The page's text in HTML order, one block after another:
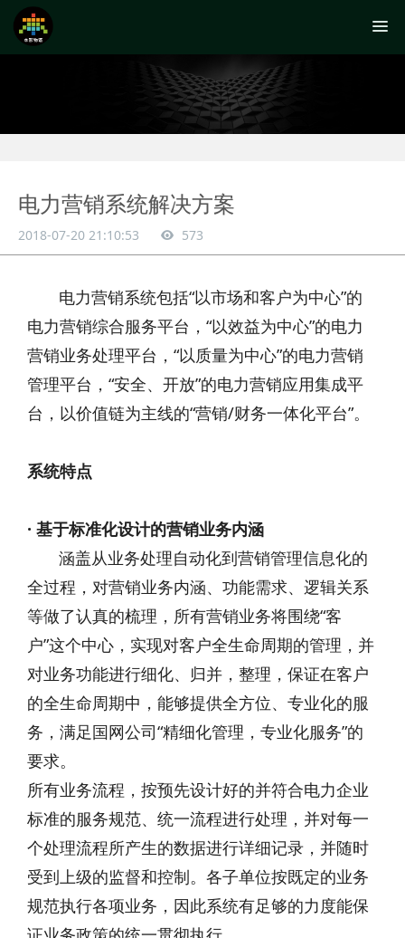
电力营销系统解决方案
2018-07-20 21:10:53 573
电力营销系统包括“以市场和客户为中心”的
电力营销综合服务平台，“以效益为中心”的电力
营销业务处理平台，“以质量为中心”的电力营销
管理平台，“安全、开放”的电力营销应用集成平
台，以价值链为主线的“营销/财务一体化平台”。
系统特点
· 基于标准化设计的营销业务内涵
涵盖从业务处理自动化到营销管理信息化的
全过程，对营销业务内涵、功能需求、逻辑关系
等做了认真的梳理，所有营销业务将围绕“客
户”这个中心，实现对客户全生命周期的管理，并
对业务功能进行细化、归并，整理，保证在客户
的全生命周期中，能够提供全方位、专业化的服
务，满足国网公司“精细化管理，专业化服务”的
要求。
所有业务流程，按预先设计好的并符合电力企业
标准的服务规范、统一流程进行处理，并对每一
个处理流程所产生的数据进行详细记录，并随时
受到上级的监督和控制。各子单位按既定的业务
规范执行各项业务，因此系统有足够的力度能保